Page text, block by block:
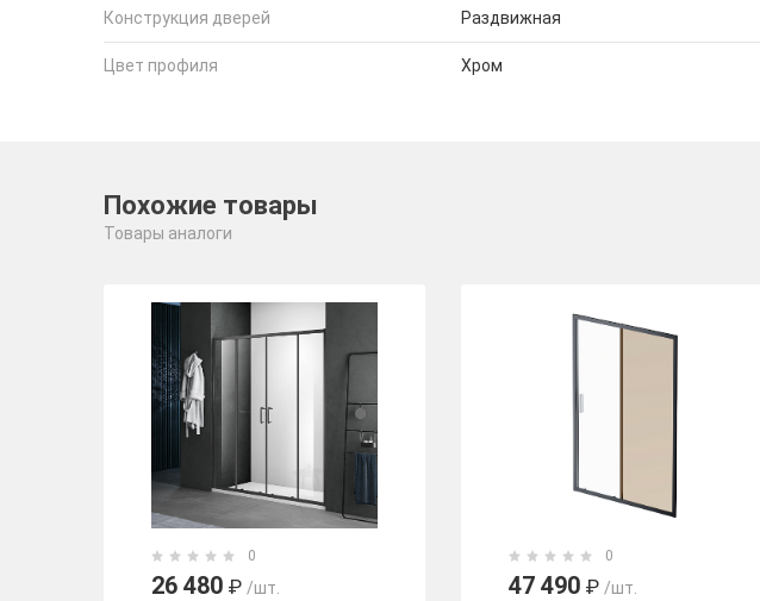
Конструкция дверей Раздвижная
Цвет профиля Хром
Похожие товары
Товары аналоги
0
26 480 ₽ /шт.
0
47 490 ₽ /шт.